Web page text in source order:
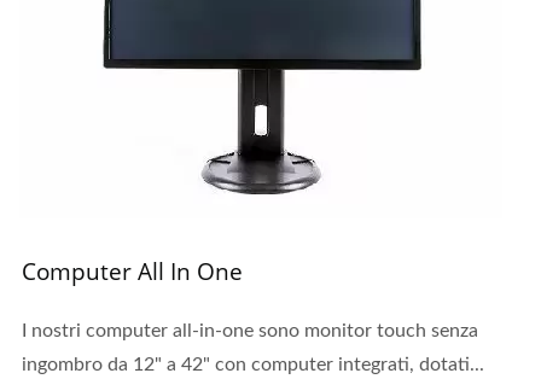
Computer All In One
I nostri computer all-in-one sono monitor touch senza
ingombro da 12" a 42" con computer integrati, dotati...